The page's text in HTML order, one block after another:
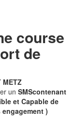
course
de
METZ
un SMScontenant
et Capable de
engagement )